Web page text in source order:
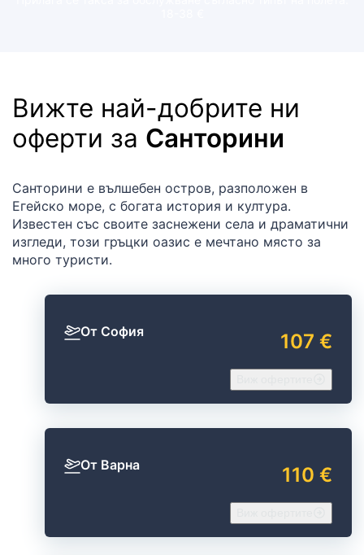
Вижте най-добрите ни
оферти за Санторини
Санторини е вълшебен остров, разположен в
Егейско море, с богата история и култура.
Известен със своите заснежени села и драматични
изгледи, този гръцки оазис е мечтано място за
много туристи.
От София 107 €
От Варна 110 €